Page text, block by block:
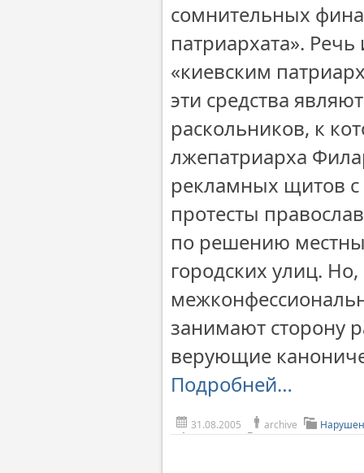
сомнительных
патриархата».
«киевским
эти средства
раскольников, к
лжепатриарха
рекламных щитов
протесты
по решению
городских улиц.
занимают сторону
верующие
Подробней…
31.08.2005 archive